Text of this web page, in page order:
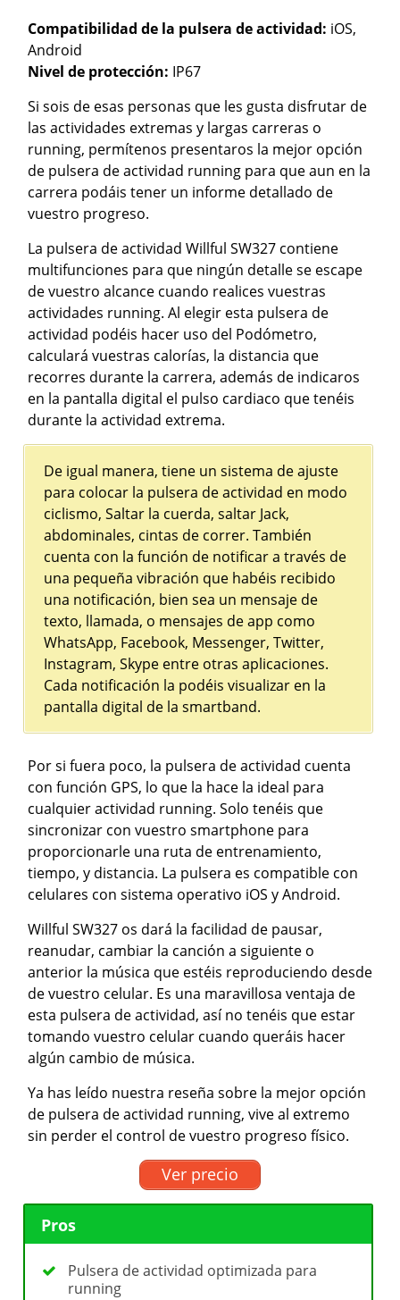
Compatibilidad de la pulsera de actividad: iOS,
Android
Nivel de protección: IP67
Si sois de esas personas que les gusta disfrutar de
las actividades extremas y largas carreras o
running, permítenos presentaros la mejor opción
de pulsera de actividad running para que aun en la
carrera podáis tener un informe detallado de
vuestro progreso.
La pulsera de actividad Willful SW327 contiene
multifunciones para que ningún detalle se escape
de vuestro alcance cuando realices vuestras
actividades running. Al elegir esta pulsera de
actividad podéis hacer uso del Podómetro,
calculará vuestras calorías, la distancia que
recorres durante la carrera, además de indicaros
en la pantalla digital el pulso cardiaco que tenéis
durante la actividad extrema.
De igual manera, tiene un sistema de ajuste
para colocar la pulsera de actividad en modo
ciclismo, Saltar la cuerda, saltar Jack,
abdominales, cintas de correr. También
cuenta con la función de notificar a través de
una pequeña vibración que habéis recibido
una notificación, bien sea un mensaje de
texto, llamada, o mensajes de app como
WhatsApp, Facebook, Messenger, Twitter,
Instagram, Skype entre otras aplicaciones.
Cada notificación la podéis visualizar en la
pantalla digital de la smartband.
Por si fuera poco, la pulsera de actividad cuenta
con función GPS, lo que la hace la ideal para
cualquier actividad running. Solo tenéis que
sincronizar con vuestro smartphone para
proporcionarle una ruta de entrenamiento,
tiempo, y distancia. La pulsera es compatible con
celulares con sistema operativo iOS y Android.
Willful SW327 os dará la facilidad de pausar,
reanudar, cambiar la canción a siguiente o
anterior la música que estéis reproduciendo desde
de vuestro celular. Es una maravillosa ventaja de
esta pulsera de actividad, así no tenéis que estar
tomando vuestro celular cuando queráis hacer
algún cambio de música.
Ya has leído nuestra reseña sobre la mejor opción
de pulsera de actividad running, vive al extremo
sin perder el control de vuestro progreso físico.
Ver precio
Pros
Pulsera de actividad optimizada para
running